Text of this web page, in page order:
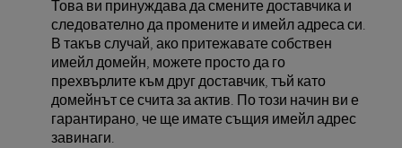
Това ви принуждава да смените доставчика и
следователно да промените и имейл адреса си.
В такъв случай, ако притежавате собствен
имейл домейн, можете просто да го
прехвърлите към друг доставчик, тъй като
домейнът се счита за актив. По този начин ви е
гарантирано, че ще имате същия имейл адрес
завинаги.